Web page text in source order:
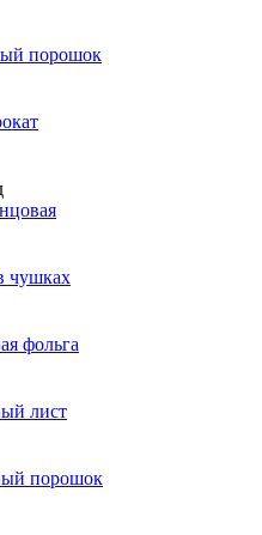
порошок
чушках
фольга
лист
порошок